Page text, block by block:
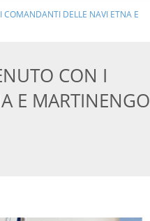
DELLE NAVI ETNA E
CON I
E MARTINENGO